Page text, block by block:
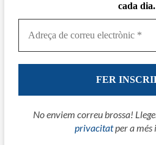
cada dia.
No enviem correu brossa!
privacitatper a més